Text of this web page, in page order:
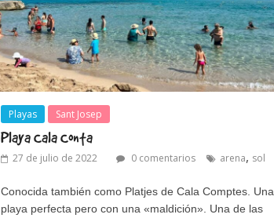
Playas Sant Josep
Playa Cala Conta
27 de julio de 2022 0 comentarios arena, sol
Conocida también como Platjes de Cala Comptes. Una
playa perfecta pero con una «maldición». Una de las